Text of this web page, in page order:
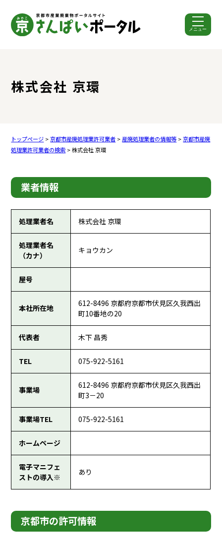
メニュー
株式会社 京環
トップページ >京都市産廃処理業許可業者 > 産廃処理業者の情報等>京都市産廃
処理業許可業者の検索 > 株式会社 京環
業者情報
処理業者名 株式会社 京環
処理業者名
（カナ）
キョウカン
屋号
本社所在地
612-8496 京都府京都市伏見区久我西出
町10番地の20
代表者 木下 昌秀
TEL 075-922-5161
事業場
612-8496 京都府京都市伏見区久我西出
町3－20
事業場TEL 075-922-5161
ホームページ
電子マニフェ
ストの導入※
あり
京都市の許可情報